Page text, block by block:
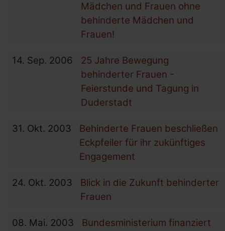
Mädchen und Frauen ohne
behinderte Mädchen und
Frauen!
14. Sep. 2006
25 Jahre Bewegung
behinderter Frauen -
Feierstunde und Tagung in
Duderstadt
31. Okt. 2003
Behinderte Frauen beschließen
Eckpfeiler für ihr zukünftiges
Engagement
24. Okt. 2003
Blick in die Zukunft behinderter
Frauen
08. Mai. 2003
Bundesministerium finanziert